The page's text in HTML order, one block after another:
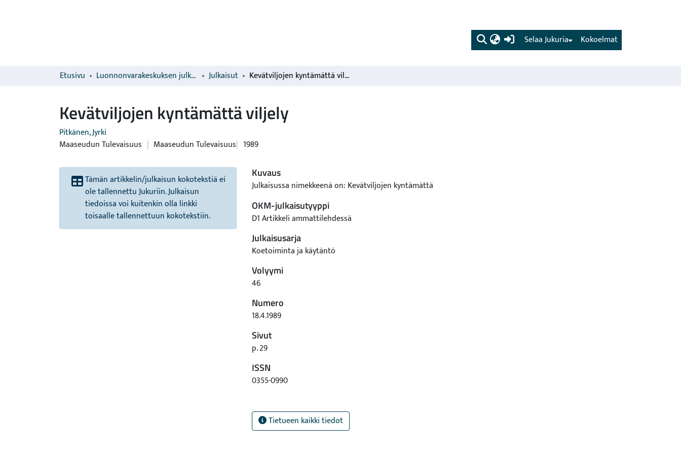
(current) Kokoelmat
Selaa Jukuria
Etusivu Luonnonvarakeskuksen julkaisut Julkaisut Kevätviljojen kyntämättä viljely
Kevätviljojen kyntämättä viljely
Pitkänen, Jyrki
Maaseudun Tulevaisuus | Maaseudun Tulevaisuus 1989
Tämän artikkelin/julkaisun kokotekstiä ei
ole tallennettu Jukuriin. Julkaisun
tiedoissa voi kuitenkin olla linkki
toisaalle tallennettuun kokotekstiin.
Kuvaus
Julkaisussa nimekkeenä on: Kevätviljojen kyntämättä
OKM-julkaisutyyppi
D1 Artikkeli ammattilehdessä
Julkaisusarja
Koetoiminta ja käytäntö
Volyymi
46
Numero
18.4.1989
Sivut
p. 29
ISSN
0355-0990
Tietueen kaikki tiedot